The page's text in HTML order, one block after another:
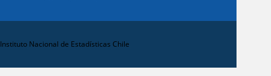
Instituto Nacional de Estadísticas Chile